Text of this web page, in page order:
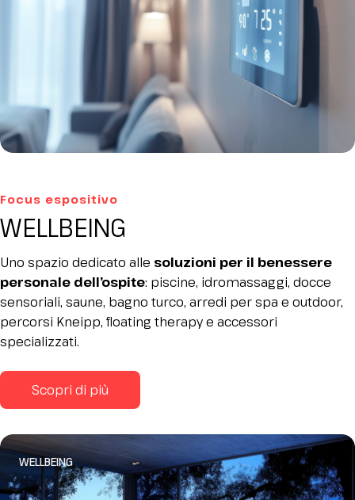
Focus espositivo
WELLBEING
Uno spazio dedicato alle soluzioni per il benessere
personale dell’ospite: piscine, idromassaggi, docce
sensoriali, saune, bagno turco, arredi per spa e outdoor,
percorsi Kneipp, floating therapy e accessori
specializzati.
Scopri di più
WELLBEING